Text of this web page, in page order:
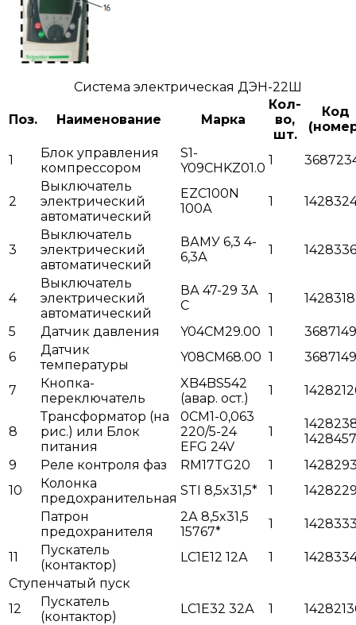
Система электрическая ДЭН-22Ш
Поз. Наименование Марка
Кол-
во,
шт.
Код
1
Блок управления
компрессором
S1-
Y09CHKZ01.0
1
2
Выключатель
электрический
автоматический
EZC100N
100А
1
3
Выключатель
электрический
автоматический
ВАМУ 6,3 4-
6,3А
1
4
Выключатель
электрический
автоматический
ВА 47-29 3А
С
1
5 Датчик давления Y04CM29.00 1
6
Датчик
температуры
Y08CM68.00 1
7
Кнопка-
переключатель
XB4BS542
(авар. ост.)
1
8
Трансформатор (на
рис.) или Блок
питания
0СМ1-0,063
220/5-24
EFG 24V
1
9
Реле контроля фаз RM17TG20 1
10
Колонка
предохранительная
STI 8,5x31,5* 1
Патрон
предохранителя
2А 8,5x31,5
15767*
1
11
Пускатель
(контактор)
LC1E12 12А 1
Ступенчатый пуск
12
Пускатель
(контактор)
LC1E32 32А 1